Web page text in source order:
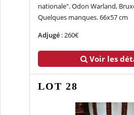
nationale". Odon Warland,
Quelques manques. 66x57 cm
Adjugé: 260€
Voir les
LOT 28